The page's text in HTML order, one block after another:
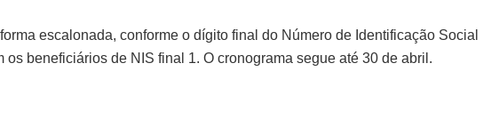
escalonada, conforme o dígito final do Número de Identificação Social
os beneficiários de NIS final 1. O cronograma segue até 30 de abril.